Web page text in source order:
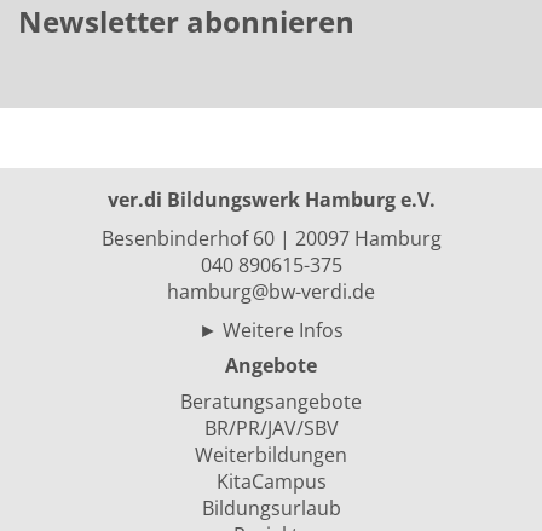
Newsletter abonnieren
ver.di Bildungswerk Hamburg e.V.
Besenbinderhof 60 | 20097 Hamburg
040 890615-375
hamburg@bw-verdi.de
► Weitere Infos
Angebote
Beratungsangebote
BR/PR/JAV/SBV
Weiterbildungen
KitaCampus
Bildungsurlaub